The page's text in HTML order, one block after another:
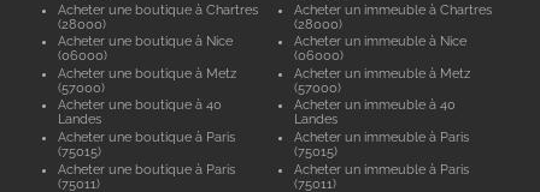
Acheter une boutique à Chartres
(28000)
Acheter une boutique à Nice
(06000)
Acheter une boutique à Metz
(57000)
Acheter une boutique à 40
Landes
Acheter une boutique à Paris
(75015)
Acheter une boutique à Paris
(75011)
Acheter un immeuble à Chartres
(28000)
Acheter un immeuble à Nice
(06000)
Acheter un immeuble à Metz
(57000)
Acheter un immeuble à 40
Landes
Acheter un immeuble à Paris
(75015)
Acheter un immeuble à Paris
(75011)